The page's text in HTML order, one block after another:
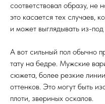
соответствовал образу,
это касается тех случаев,
и может выглядывать из-
А вот сильный пол обычно
тату на бедре. Мужские
сюжета, более резкие
оттенков. Это могут быть
плоти, звериных оскалов.